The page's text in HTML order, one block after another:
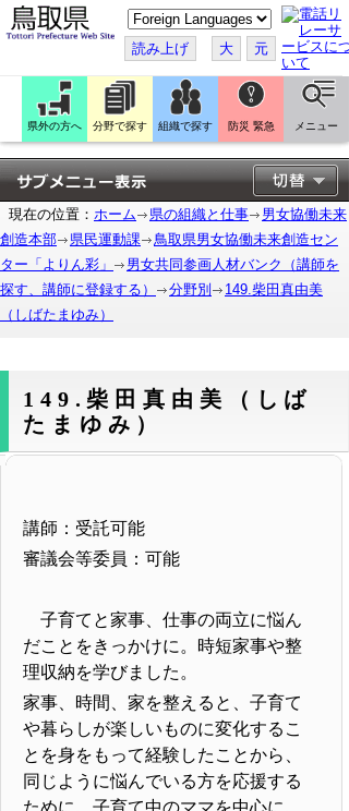
こ
の
ペ
ー
ジ
翻
訳
す
る
読み上げ 大 元
県外の方へ 分野で探す 組織で探す 防災 緊急 メニュー
現在の位置： ホーム 県の組織と仕事
男女協働未来
創造本部
県民運動課
鳥取県男女協働未来創造セン
ター「よりん彩」
男女共同参画人材バンク（講師を
探す、講師に登録する）
分野別
149.柴田真由美
（しばたまゆみ）
149.柴田真由美（しば
たまゆみ）
講師：受託可能
審議会等委員：可能
子育てと家事、仕事の両立に悩ん
だことをきっかけに。時短家事や整
理収納を学びました。
家事、時間、家を整えると、子育て
や暮らしが楽しいものに変化するこ
とを身をもって経験したことから、
同じように悩んでいる方を応援する
ために、子育て中のママを中心に、